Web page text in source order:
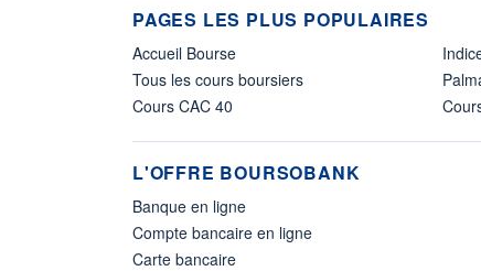
PAGES LES PLUS POPULAIRES
Accueil Bourse
Tous les cours boursiers
Cours CAC 40
L'OFFRE BOURSOBANK
Banque en ligne
Compte bancaire en ligne
Carte bancaire